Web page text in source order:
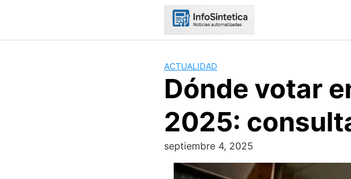
ACTUALIDAD
Dónde votar
2025:
septiembre 4, 2025